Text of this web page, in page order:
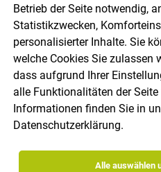
Bozen, Lana Vollzeit
Betrieb der Seite notwendig,
Statistikzwecken,
personalisierter Inhalte. Sie
welche Cookies Sie zulassen
dass aufgrund Ihrer
alle Funktionalitäten der
Informationen finden Sie in
Datenschutzerklärung.
Alle auswählen